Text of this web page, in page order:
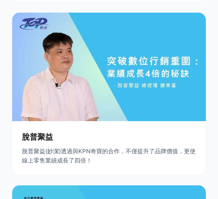
脫普聚益
脫普聚益(妙潔)透過與KPN奇寶的合作，不僅提升了品牌價值，更使
線上零售業績成長了四倍！